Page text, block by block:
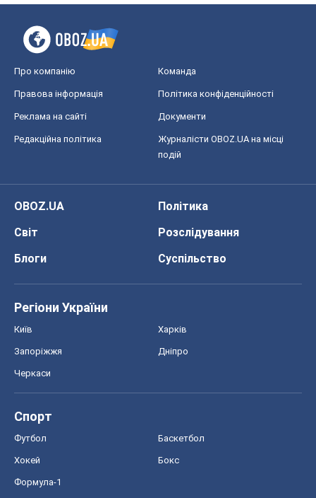
Про компанію Команда
Правова інформація Політика конфіденційності
Реклама на сайті Документи
Редакційна політика
Журналісти OBOZ.UA на місці
подій
OBOZ.UA
Політика
Світ
Розслідування
Блоги
Суспільство
Регіони України
Київ Харків
Запоріжжя Дніпро
Черкаси
Спорт
Футбол Баскетбол
Хокей Бокс
Формула-1